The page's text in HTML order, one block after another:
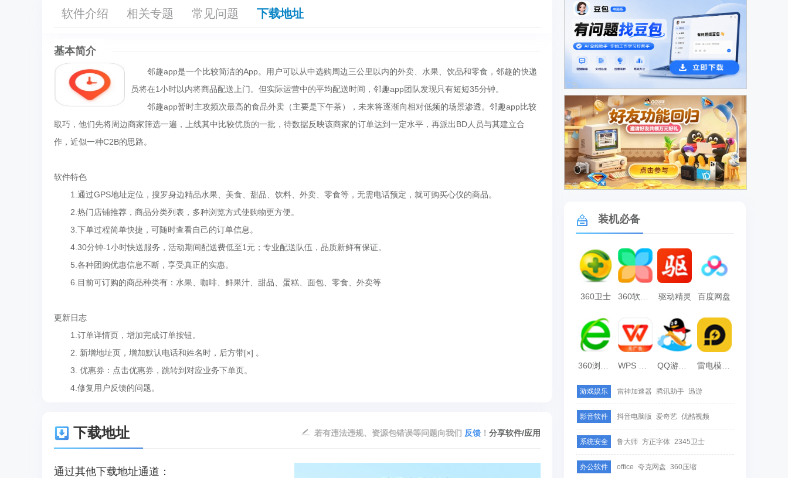
软件介绍 相关专题 常见问题 下载地址
基本简介
邻趣app是一个比较简洁的App。用户可以从中选购周边三公里以内的外卖、水果、饮品和零食，邻趣的快递
员将在1小时以内将商品配送上门。但实际运营中的平均配送时间，邻趣app团队发现只有短短35分钟。
邻趣app暂时主攻频次最高的食品外卖（主要是下午茶），未来将逐渐向相对低频的场景渗透。邻趣app比较
取巧，他们先将周边商家筛选一遍，上线其中比较优质的一批，待数据反映该商家的订单达到一定水平，再派出BD人员与其建立合
作，近似一种C2B的思路。
软件特色
1.通过GPS地址定位，搜罗身边精品水果、美食、甜品、饮料、外卖、零食等，无需电话预定，就可购买心仪的商品。
2.热门店铺推荐，商品分类列表，多种浏览方式使购物更方便。
3.下单过程简单快捷，可随时查看自己的订单信息。
4.30分钟-1小时快送服务，活动期间配送费低至1元；专业配送队伍，品质新鲜有保证。
5.各种团购优惠信息不断，享受真正的实惠。
6.目前可订购的商品种类有：水果、咖啡、鲜果汁、甜品、蛋糕、面包、零食、外卖等
更新日志
1.订单详情页，增加完成订单按钮。
2. 新增地址页，增加默认电话和姓名时，后方带[×] 。
3. 优惠券：点击优惠券，跳转到对应业务下单页。
4.修复用户反馈的问题。
下载地址 分享软件/应用
若有违法违规、资源包错误等问题向我们 反馈 ！
通过其他下载地址通道：
广告
广告
装机必备
360卫士 360软件管家 驱动精灵 百度网盘
雷电模拟器
游戏娱乐 雷神加速器 腾讯助手 迅游
影音软件 抖音电脑版 爱奇艺 优酷视频
系统安全 鲁大师 方正字体 2345卫士
办公软件 office 夸克网盘 360压缩